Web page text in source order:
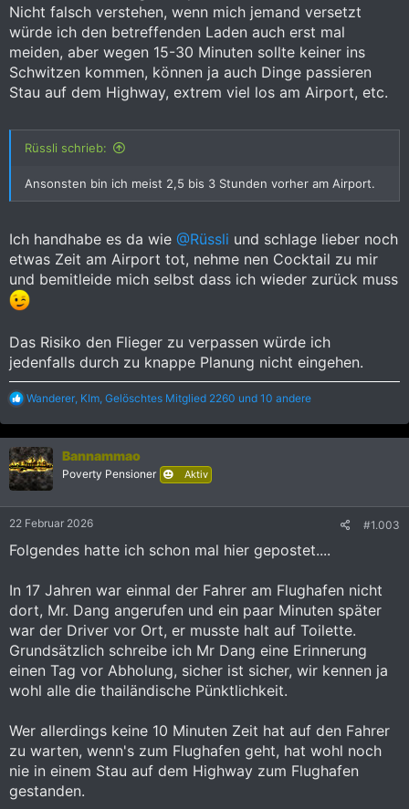
Nicht falsch verstehen, wenn mich jemand versetzt
würde ich den betreffenden Laden auch erst mal
meiden, aber wegen 15-30 Minuten sollte keiner ins
Schwitzen kommen, können ja auch Dinge passieren
Stau auf dem Highway, extrem viel los am Airport, etc.
Rüssli schrieb:
Ansonsten bin ich meist 2,5 bis 3 Stunden vorher am Airport.
Ich handhabe es da wie @Rüssli und schlage lieber noch
etwas Zeit am Airport tot, nehme nen Cocktail zu mir
und bemitleide mich selbst dass ich wieder zurück muss
Das Risiko den Flieger zu verpassen würde ich
jedenfalls durch zu knappe Planung nicht eingehen.
R
a
k
t
i
o
n
:
Wanderer KIm Gelöschtes Mitglied 2260 und 10 andere
Bannammao
Poverty Pensioner Aktiv
22 Februar 2026 #1.003
Folgendes hatte ich schon mal hier gepostet....
In 17 Jahren war einmal der Fahrer am Flughafen nicht
dort, Mr. Dang angerufen und ein paar Minuten später
war der Driver vor Ort, er musste halt auf Toilette.
Grundsätzlich schreibe ich Mr Dang eine Erinnerung
einen Tag vor Abholung, sicher ist sicher, wir kennen ja
wohl alle die thailändische Pünktlichkeit.
Wer allerdings keine 10 Minuten Zeit hat auf den Fahrer
zu warten, wenn's zum Flughafen geht, hat wohl noch
nie in einem Stau auf dem Highway zum Flughafen
gestanden.